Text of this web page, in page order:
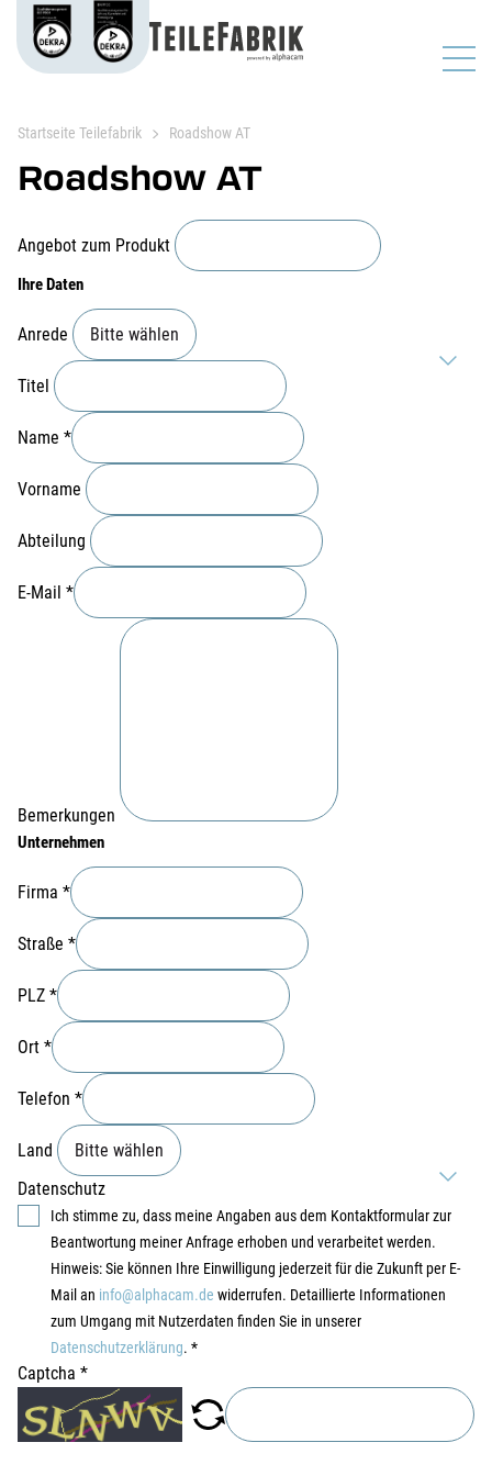
Startseite Teilefabrik Roadshow AT
Roadshow AT
Angebot zum Produkt
Ihre Daten
Anrede
Titel
Name *
Vorname
Abteilung
E-Mail *
Bemerkungen
Unternehmen
Firma *
Straße *
PLZ *
Ort *
Telefon *
Land
Datenschutz
Ich stimme zu, dass meine Angaben aus dem Kontaktformular zur
Beantwortung meiner Anfrage erhoben und verarbeitet werden.
Hinweis: Sie können Ihre Einwilligung jederzeit für die Zukunft per E-
Mail an info@alphacam.de widerrufen. Detaillierte Informationen
zum Umgang mit Nutzerdaten finden Sie in unserer
Datenschutzerklärung. *
Captcha *